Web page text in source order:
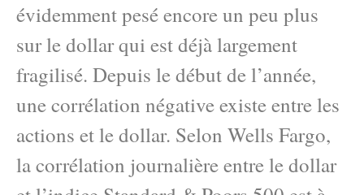
évidemment pesé encore un peu plus
sur le dollar qui est déjà largement
fragilisé. Depuis le début de l’année,
une corrélation négative existe entre les
actions et le dollar. Selon Wells Fargo,
la corrélation journalière entre le dollar